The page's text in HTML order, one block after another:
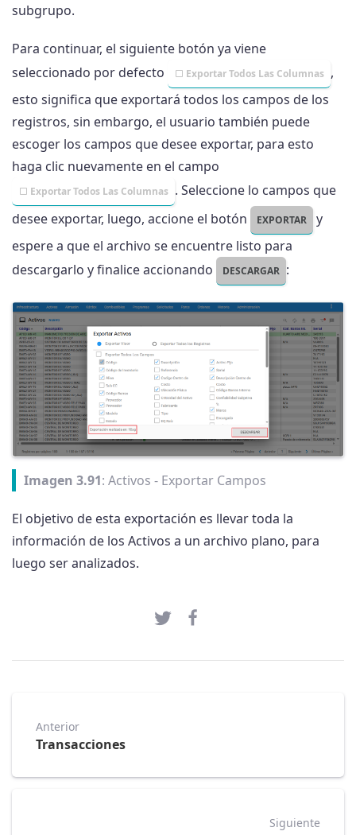
subgrupo.
Para continuar, el siguiente botón ya viene
seleccionado por defecto
Exportar Todos Las Columnas ,
esto significa que exportará todos los campos de los
registros, sin embargo, el usuario también puede
escoger los campos que desee exportar, para esto
haga clic nuevamente en el campo
Exportar Todos Las Columnas . Seleccione lo campos que
desee exportar, luego, accione el botón
EXPORTAR
y
espere a que el archivo se encuentre listo para
descargarlo y finalice accionando
DESCARGAR :
Imagen 3.91: Activos - Exportar Campos
El objetivo de esta exportación es llevar toda la
información de los Activos a un archivo plano, para
luego ser analizados.
Anterior
Transacciones
Siguiente